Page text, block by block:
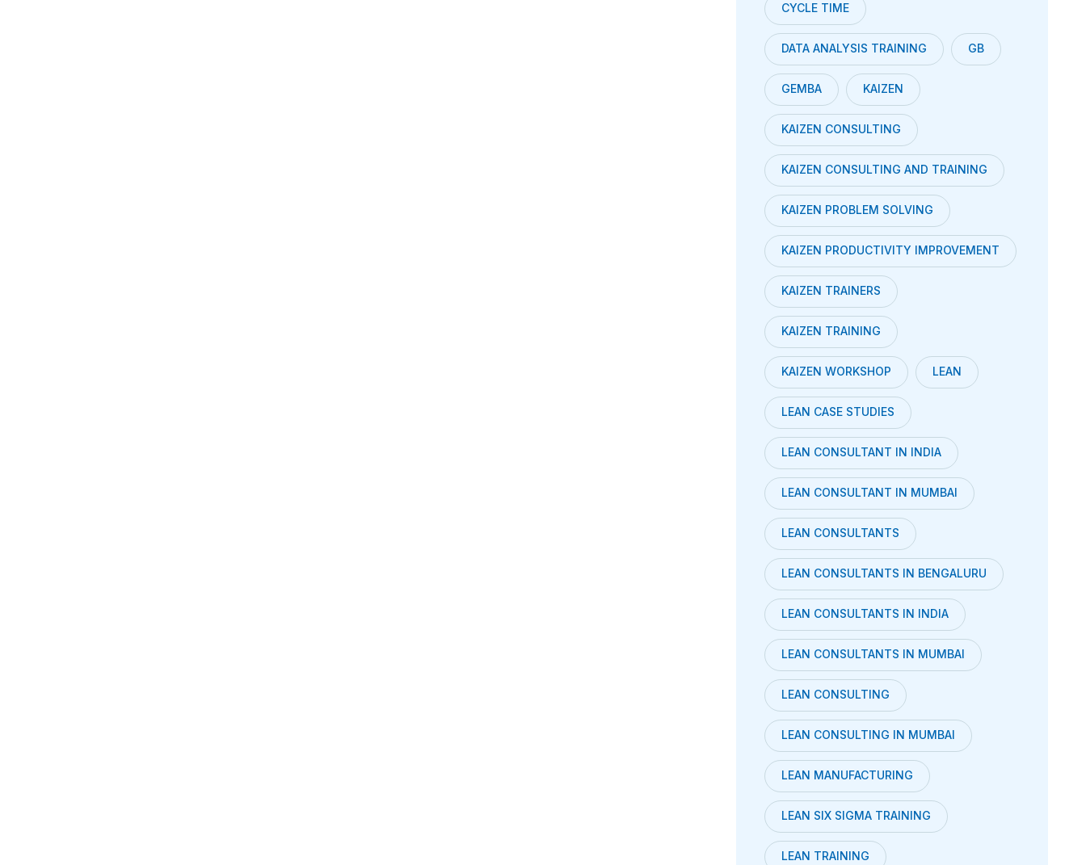
CYCLE TIME
DATA ANALYSIS TRAINING GB
GEMBA KAIZEN
KAIZEN CONSULTING
KAIZEN CONSULTING AND TRAINING
KAIZEN PROBLEM SOLVING
KAIZEN PRODUCTIVITY IMPROVEMENT
KAIZEN TRAINERS
KAIZEN TRAINING
KAIZEN WORKSHOP LEAN
LEAN CASE STUDIES
LEAN CONSULTANT IN INDIA
LEAN CONSULTANT IN MUMBAI
LEAN CONSULTANTS
LEAN CONSULTANTS IN BENGALURU
LEAN CONSULTANTS IN INDIA
LEAN CONSULTANTS IN MUMBAI
LEAN CONSULTING
LEAN CONSULTING IN MUMBAI
LEAN MANUFACTURING
LEAN SIX SIGMA TRAINING
LEAN TRAINING